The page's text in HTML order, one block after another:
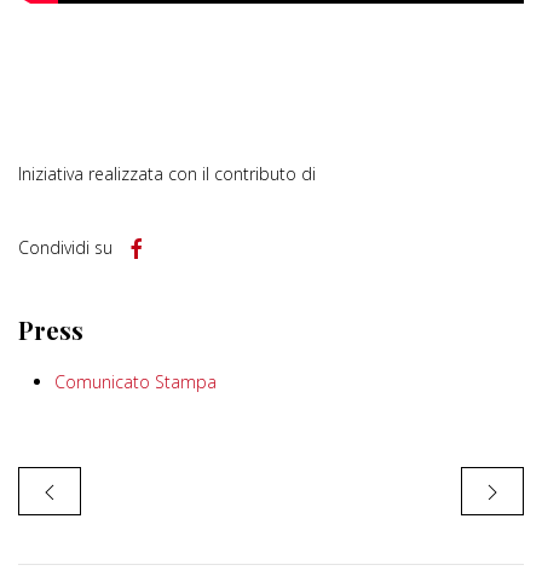
Iniziativa realizzata con il contributo di
Condividi su
Press
Comunicato Stampa